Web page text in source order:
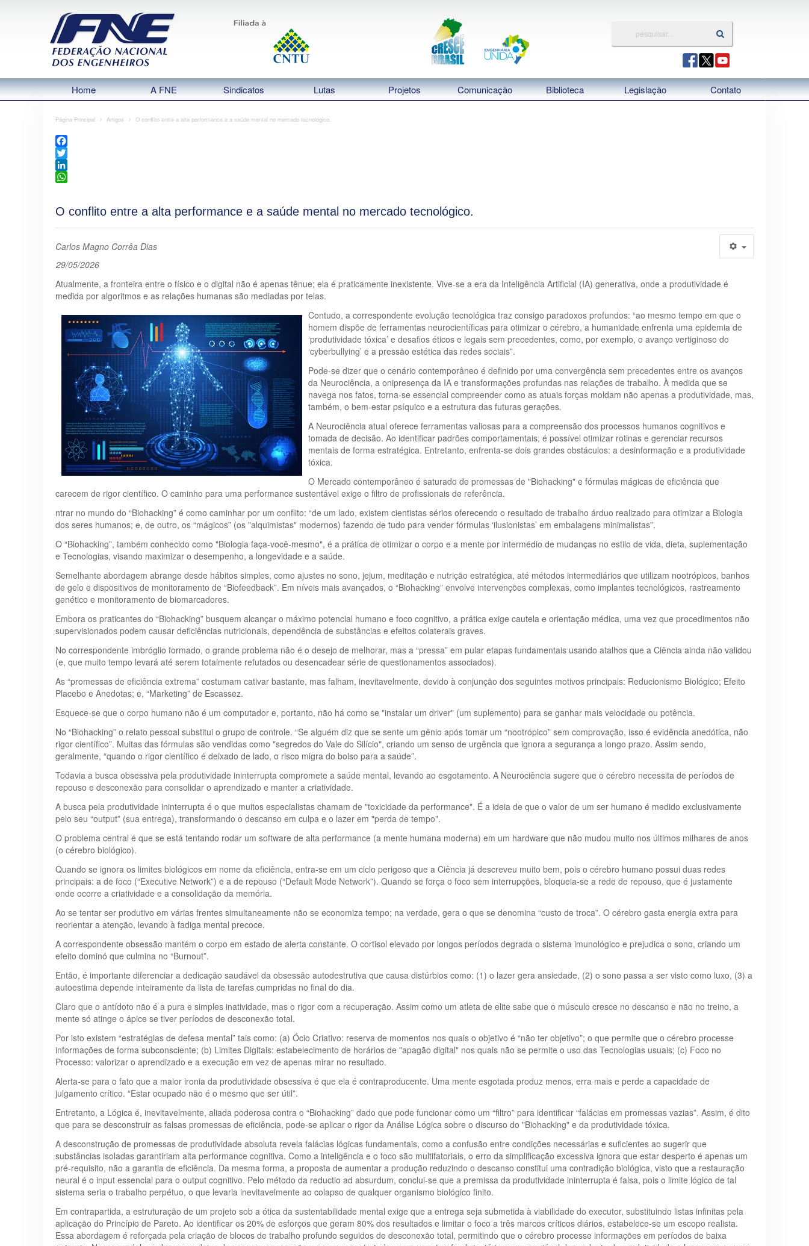
Home A FNE Sindicatos Lutas Projetos Comunicação Biblioteca Legislação Contato
Página Principal Artigos O conflito entre a alta performance e a saúde mental no mercado tecnológico.
Facebook
Twitter
LinkedIn
O conflito entre a alta performance e a saúde mental no mercado tecnológico.
Carlos Magno Corrêa Dias
29/05/2026
Atualmente, a fronteira entre o físico e o digital não é apenas tênue; ela é praticamente inexistente. Vive-se a era da Inteligência Artificial (IA) generativa, onde a produtividade é
medida por algoritmos e as relações humanas são mediadas por telas.
Contudo, a correspondente evolução tecnológica traz consigo paradoxos profundos: “ao mesmo tempo em que o
homem dispõe de ferramentas neurocientíficas para otimizar o cérebro, a humanidade enfrenta uma epidemia de
‘produtividade tóxica’ e desafios éticos e legais sem precedentes, como, por exemplo, o avanço vertiginoso do
‘cyberbullying’ e a pressão estética das redes sociais”.
Pode-se dizer que o cenário contemporâneo é definido por uma convergência sem precedentes entre os avanços
da Neurociência, a onipresença da IA e transformações profundas nas relações de trabalho. À medida que se
navega nos fatos, torna-se essencial compreender como as atuais forças moldam não apenas a produtividade, mas,
também, o bem-estar psíquico e a estrutura das futuras gerações.
A Neurociência atual oferece ferramentas valiosas para a compreensão dos processos humanos cognitivos e
tomada de decisão. Ao identificar padrões comportamentais, é possível otimizar rotinas e gerenciar recursos
mentais de forma estratégica. Entretanto, enfrenta-se dois grandes obstáculos: a desinformação e a produtividade
tóxica.
O Mercado contemporâneo é saturado de promessas de "Biohacking" e fórmulas mágicas de eficiência que
carecem de rigor científico. O caminho para uma performance sustentável exige o filtro de profissionais de referência.
ntrar no mundo do “Biohacking” é como caminhar por um conflito: “de um lado, existem cientistas sérios oferecendo o resultado de trabalho árduo realizado para otimizar a Biologia
dos seres humanos; e, de outro, os “mágicos” (os "alquimistas" modernos) fazendo de tudo para vender fórmulas ‘ilusionistas’ em embalagens minimalistas”.
O “Biohacking”, também conhecido como "Biologia faça-você-mesmo", é a prática de otimizar o corpo e a mente por intermédio de mudanças no estilo de vida, dieta, suplementação
e Tecnologias, visando maximizar o desempenho, a longevidade e a saúde.
Semelhante abordagem abrange desde hábitos simples, como ajustes no sono, jejum, meditação e nutrição estratégica, até métodos intermediários que utilizam nootrópicos, banhos
de gelo e dispositivos de monitoramento de “Biofeedback”. Em níveis mais avançados, o “Biohacking” envolve intervenções complexas, como implantes tecnológicos, rastreamento
genético e monitoramento de biomarcadores.
Embora os praticantes do “Biohacking” busquem alcançar o máximo potencial humano e foco cognitivo, a prática exige cautela e orientação médica, uma vez que procedimentos não
supervisionados podem causar deficiências nutricionais, dependência de substâncias e efeitos colaterais graves.
No correspondente imbróglio formado, o grande problema não é o desejo de melhorar, mas a “pressa” em pular etapas fundamentais usando atalhos que a Ciência ainda não validou
(e, que muito tempo levará até serem totalmente refutados ou desencadear série de questionamentos associados).
As “promessas de eficiência extrema” costumam cativar bastante, mas falham, inevitavelmente, devido à conjunção dos seguintes motivos principais: Reducionismo Biológico; Efeito
Placebo e Anedotas; e, “Marketing” de Escassez.
Esquece-se que o corpo humano não é um computador e, portanto, não há como se "instalar um driver" (um suplemento) para se ganhar mais velocidade ou potência.
No “Biohacking” o relato pessoal substitui o grupo de controle. “Se alguém diz que se sente um gênio após tomar um “nootrópico” sem comprovação, isso é evidência anedótica, não
rigor científico”. Muitas das fórmulas são vendidas como "segredos do Vale do Silício", criando um senso de urgência que ignora a segurança a longo prazo. Assim sendo,
geralmente, “quando o rigor científico é deixado de lado, o risco migra do bolso para a saúde”.
Todavia a busca obsessiva pela produtividade ininterrupta compromete a saúde mental, levando ao esgotamento. A Neurociência sugere que o cérebro necessita de períodos de
repouso e desconexão para consolidar o aprendizado e manter a criatividade.
A busca pela produtividade ininterrupta é o que muitos especialistas chamam de "toxicidade da performance". É a ideia de que o valor de um ser humano é medido exclusivamente
pelo seu “output” (sua entrega), transformando o descanso em culpa e o lazer em "perda de tempo".
O problema central é que se está tentando rodar um software de alta performance (a mente humana moderna) em um hardware que não mudou muito nos últimos milhares de anos
(o cérebro biológico).
Quando se ignora os limites biológicos em nome da eficiência, entra-se em um ciclo perigoso que a Ciência já descreveu muito bem, pois o cérebro humano possui duas redes
principais: a de foco (“Executive Network”) e a de repouso (“Default Mode Network”). Quando se força o foco sem interrupções, bloqueia-se a rede de repouso, que é justamente
onde ocorre a criatividade e a consolidação da memória.
Ao se tentar ser produtivo em várias frentes simultaneamente não se economiza tempo; na verdade, gera o que se denomina “custo de troca”. O cérebro gasta energia extra para
reorientar a atenção, levando à fadiga mental precoce.
A correspondente obsessão mantém o corpo em estado de alerta constante. O cortisol elevado por longos períodos degrada o sistema imunológico e prejudica o sono, criando um
efeito dominó que culmina no “Burnout”.
Então, é importante diferenciar a dedicação saudável da obsessão autodestrutiva que causa distúrbios como: (1) o lazer gera ansiedade, (2) o sono passa a ser visto como luxo, (3) a
autoestima depende inteiramente da lista de tarefas cumpridas no final do dia.
Claro que o antídoto não é a pura e simples inatividade, mas o rigor com a recuperação. Assim como um atleta de elite sabe que o músculo cresce no descanso e não no treino, a
mente só atinge o ápice se tiver períodos de desconexão total.
Por isto existem “estratégias de defesa mental” tais como: (a) Ócio Criativo: reserva de momentos nos quais o objetivo é “não ter objetivo”; o que permite que o cérebro processe
informações de forma subconsciente; (b) Limites Digitais: estabelecimento de horários de "apagão digital" nos quais não se permite o uso das Tecnologias usuais; (c) Foco no
Processo: valorizar o aprendizado e a execução em vez de apenas mirar no resultado.
Alerta-se para o fato que a maior ironia da produtividade obsessiva é que ela é contraproducente. Uma mente esgotada produz menos, erra mais e perde a capacidade de
julgamento crítico. “Estar ocupado não é o mesmo que ser útil”.
Entretanto, a Lógica é, inevitavelmente, aliada poderosa contra o “Biohacking” dado que pode funcionar como um “filtro” para identificar “falácias em promessas vazias”. Assim, é dito
que para se desconstruir as falsas promessas de eficiência, pode-se aplicar o rigor da Análise Lógica sobre o discurso do "Biohacking" e da produtividade tóxica.
A desconstrução de promessas de produtividade absoluta revela falácias lógicas fundamentais, como a confusão entre condições necessárias e suficientes ao sugerir que
substâncias isoladas garantiriam alta performance cognitiva. Como a inteligência e o foco são multifatoriais, o erro da simplificação excessiva ignora que estar desperto é apenas um
pré-requisito, não a garantia de eficiência. Da mesma forma, a proposta de aumentar a produção reduzindo o descanso constitui uma contradição biológica, visto que a restauração
neural é o input essencial para o output cognitivo. Pelo método da reductio ad absurdum, conclui-se que a premissa da produtividade ininterrupta é falsa, pois o limite lógico de tal
sistema seria o trabalho perpétuo, o que levaria inevitavelmente ao colapso de qualquer organismo biológico finito.
Em contrapartida, a estruturação de um projeto sob a ótica da sustentabilidade mental exige que a entrega seja submetida à viabilidade do executor, substituindo listas infinitas pela
aplicação do Princípio de Pareto. Ao identificar os 20% de esforços que geram 80% dos resultados e limitar o foco a três marcos críticos diários, estabelece-se um escopo realista.
Essa abordagem é reforçada pela criação de blocos de trabalho profundo seguidos de desconexão total, permitindo que o cérebro processe informações em períodos de baixa